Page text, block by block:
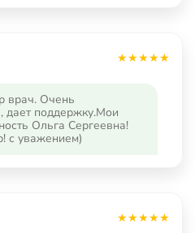
врач. Очень
дает поддержку.Мои
Ольга Сергеевна!
с уважением)